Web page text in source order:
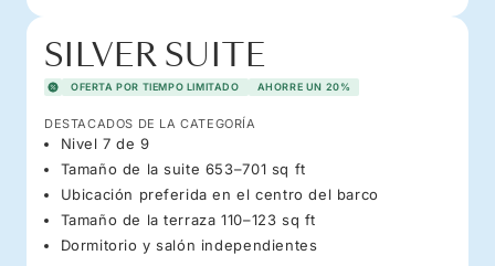
SILVER SUITE
OFERTA POR TIEMPO LIMITADO AHORRE UN 20%
DESTACADOS DE LA CATEGORÍA
Nivel 7 de 9
Tamaño de la suite 653–701 sq ft
Ubicación preferida en el centro del barco
Tamaño de la terraza 110–123 sq ft
Dormitorio y salón independientes